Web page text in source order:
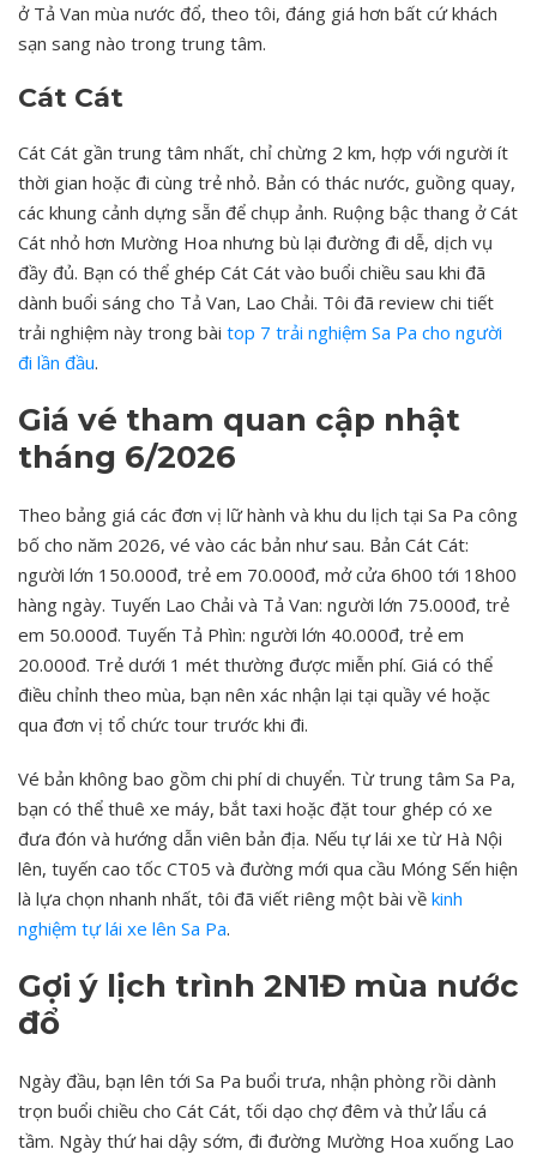
ở Tả Van mùa nước đổ, theo tôi, đáng giá hơn bất cứ khách
sạn sang nào trong trung tâm.
Cát Cát
Cát Cát gần trung tâm nhất, chỉ chừng 2 km, hợp với người ít
thời gian hoặc đi cùng trẻ nhỏ. Bản có thác nước, guồng quay,
các khung cảnh dựng sẵn để chụp ảnh. Ruộng bậc thang ở Cát
Cát nhỏ hơn Mường Hoa nhưng bù lại đường đi dễ, dịch vụ
đầy đủ. Bạn có thể ghép Cát Cát vào buổi chiều sau khi đã
dành buổi sáng cho Tả Van, Lao Chải. Tôi đã review chi tiết
trải nghiệm này trong bài top 7 trải nghiệm Sa Pa cho người
đi lần đầu.
Giá vé tham quan cập nhật
tháng 6/2026
Theo bảng giá các đơn vị lữ hành và khu du lịch tại Sa Pa công
bố cho năm 2026, vé vào các bản như sau. Bản Cát Cát:
người lớn 150.000đ, trẻ em 70.000đ, mở cửa 6h00 tới 18h00
hàng ngày. Tuyến Lao Chải và Tả Van: người lớn 75.000đ, trẻ
em 50.000đ. Tuyến Tả Phìn: người lớn 40.000đ, trẻ em
20.000đ. Trẻ dưới 1 mét thường được miễn phí. Giá có thể
điều chỉnh theo mùa, bạn nên xác nhận lại tại quầy vé hoặc
qua đơn vị tổ chức tour trước khi đi.
Vé bản không bao gồm chi phí di chuyển. Từ trung tâm Sa Pa,
bạn có thể thuê xe máy, bắt taxi hoặc đặt tour ghép có xe
đưa đón và hướng dẫn viên bản địa. Nếu tự lái xe từ Hà Nội
lên, tuyến cao tốc CT05 và đường mới qua cầu Móng Sến hiện
là lựa chọn nhanh nhất, tôi đã viết riêng một bài về kinh
nghiệm tự lái xe lên Sa Pa.
Gợi ý lịch trình 2N1Đ mùa nước
đổ
Ngày đầu, bạn lên tới Sa Pa buổi trưa, nhận phòng rồi dành
trọn buổi chiều cho Cát Cát, tối dạo chợ đêm và thử lẩu cá
tầm. Ngày thứ hai dậy sớm, đi đường Mường Hoa xuống Lao